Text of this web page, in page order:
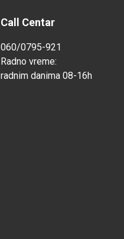
Call Centar
060/0795-921
Radno vreme:
radnim danima 08-16h